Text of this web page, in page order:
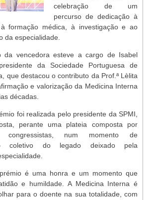
celebração de um
percurso de dedicação à
formação médica, à investigação e ao
da especialidade.
da vencedora esteve a cargo de Isabel
da Sociedade Portuguesa de
que destacou o contributo da Prof.ª Lèlita
e valorização da Medicina Interna
décadas.
foi realizada pelo presidente da SPMI,
perante uma plateia composta por
congressistas, num momento de
coletivo do legado deixado pela
é uma honra e um momento que
e humildade. A Medicina Interna é
para o doente na sua totalidade, com